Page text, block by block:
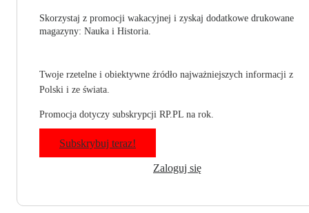
Skorzystaj z promocji wakacyjnej i zyskaj dodatkowe drukowane
magazyny: Nauka i Historia.
Twoje rzetelne i obiektywne źródło najważniejszych informacji z
Polski i ze świata.
Promocja dotyczy subskrypcji RP.PL na rok.
Subskrybuj teraz!
Zaloguj się